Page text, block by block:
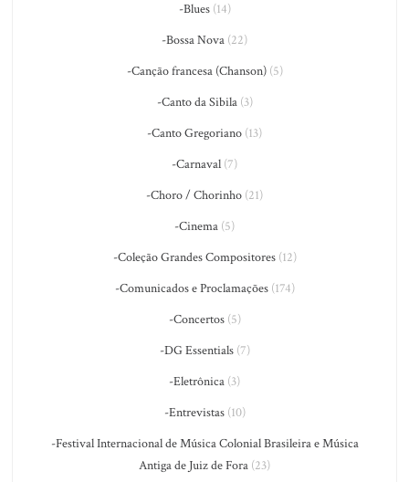
-Blues(14)
-Bossa Nova (22)
-Canção francesa (Chanson)(5)
-Canto da Sibila(3)
-Canto Gregoriano (13)
-Carnaval (7)
-Choro / Chorinho (21)
-Cinema (5)
-Coleção Grandes Compositores(12)
-Comunicados e Proclamações(174)
-Concertos(5)
-DG Essentials(7)
-Eletrônica (3)
-Entrevistas(10)
-Festival Internacional de Música Colonial Brasileira e Música
Antiga de Juiz de Fora (23)